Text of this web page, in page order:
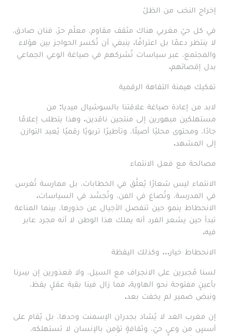
إخراج النخب من الظلّ
في كل حيّ مغربي هناك مثقف مقاوم، معلّم حرّ، فنان صادق،
لا ينتظر دعمًا بل اعترافًا. ينبغي أن تُكسر الحواجز بين هؤلاء
والمجتمع، عبر سياسات تُشركهم في صياغة الوعي الجماعي
بدل إقصائهم.
تفكيك هيمنة التفاهة الرقمية
لابد من إعادة صياغة علاقتنا بالسوشيال ميديا: من
مستهلكين مبهورين إلى منتجين ناقدين. وهذا يتطلب إعلامًا
جادًا، ومحتوى محليًا أصيلًا، وتأطيرًا تربويًا رقميًا يُعيد التوازن
إلى المشهد.
مصالحة مع فعل الانتماء
الانتماء ليس شعارًا يُعلَّق في الخطابات، بل ممارسة تُغرس
في المدرسة، وتُصاغ في الفن، وتُجسَّد في السياسات.
الانحطاط ينمو حين تنفصل الأجيال عن جذورها، بينما المناعة
تبدأ حين يشعر الفرد أنه يملك هذا الوطن لا أنه مجرد عابر
فيه.
الانحطاط خيار… وكذلك اليقظة
لسنا مُجبرين على الانجراف مع السيل، ولا مَعذورين إن سِرنا
بأعينٍ مفتوحة نحو الهاوية. فما زال فينا بقية عقلٍ يقظ،
ونبض ضمير لم يخفت بعد.
إن مغرب الغد لا يُشاد بجدران الإسمنت وحدها، بل يُقام على
أسسٍ من وعيٍ حيّ، وثقافةٍ تؤمن بالإنسان لا تستهلكه،